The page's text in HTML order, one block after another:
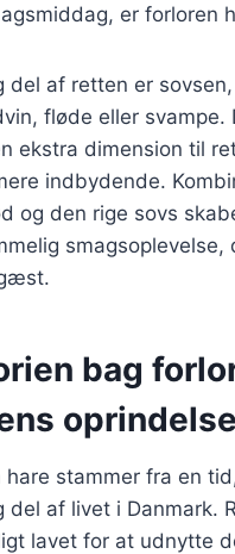
er forloren
del af retten er
fløde eller svampe.
ekstra dimension til
indbydende.
og den rige sovs
bag
oprindelse
hare stammer fra en
del af livet i Danmark.
lavet for at udnytte